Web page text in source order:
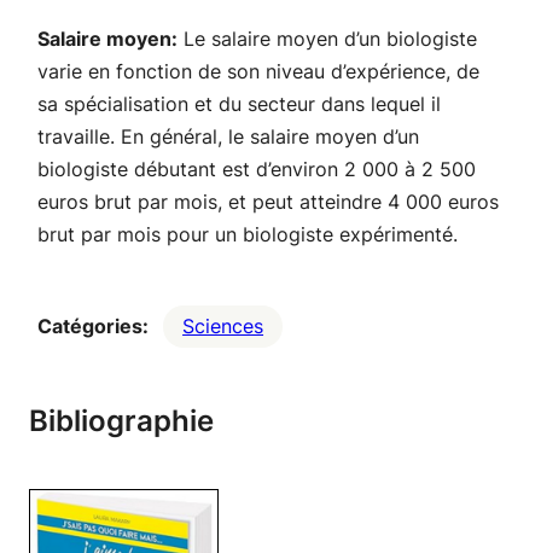
Salaire moyen: Le salaire moyen d’un biologiste
varie en fonction de son niveau d’expérience, de
sa spécialisation et du secteur dans lequel il
travaille. En général, le salaire moyen d’un
biologiste débutant est d’environ 2 000 à 2 500
euros brut par mois, et peut atteindre 4 000 euros
brut par mois pour un biologiste expérimenté.
Catégories: Sciences
Bibliographie